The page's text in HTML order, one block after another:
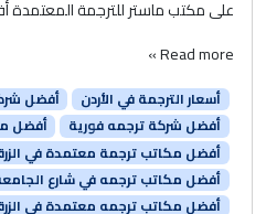
على مكتب ماستر للترجمة
Read more »
أسعار الترجمة في الأردن
أفضل
أفضل شركة ترجمه فورية
أفضل
أفضل مكاتب ترجمة معتمدة في
أفضل مكاتب ترجمه في شارع
أفضل مكاتب ترجمه معتمدة في